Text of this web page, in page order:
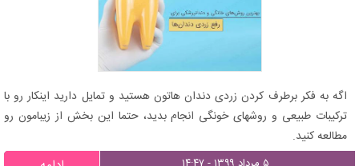
اگه به فکر برطرف کردن زردی دندان هاتون هستید و تمایل دارید اینکار رو با
ترکیبات طبیعی و روش‎های خونگی انجام بدید، حتما این بخش از زیبامون رو
مطالعه کنید.